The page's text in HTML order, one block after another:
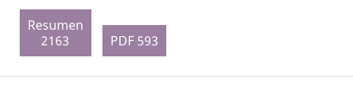
Resumen
2163
PDF 593